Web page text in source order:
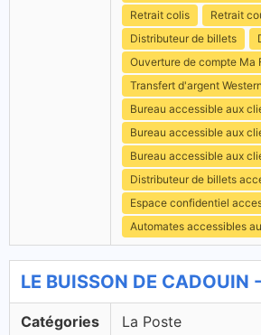
Retrait colis
Retrait
Distributeur de billets
Ouverture de compte Ma
Transfert d'argent
Bureau accessible aux
Bureau accessible aux
Bureau accessible aux
Distributeur de billets
Espace confidentiel
Automates accessibles
LE BUISSON DE
Catégories La Poste